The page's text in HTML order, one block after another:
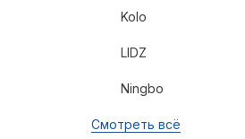
Kolo
LIDZ
Ningbo
Смотреть всё